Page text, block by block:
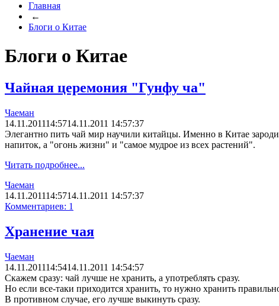
Главная
←
Блоги о Китае
Блоги о Китае
Чайная церемония "Гунфу ча"
Чаеман
14.11.201114:5714.11.2011 14:57:37
Элегантно пить чай мир научили китайцы. Именно в Китае
напиток, а "огонь жизни" и "самое мудрое из всех растений".
Читать подробнее...
Чаеман
14.11.201114:5714.11.2011 14:57:37
Комментариев: 1
Хранение чая
Чаеман
14.11.201114:5414.11.2011 14:54:57
Скажем сразу: чай лучше не хранить, а употреблять сразу.
Но если все-таки приходится хранить, то нужно хранить
В противном случае, его лучше выкинуть сразу.